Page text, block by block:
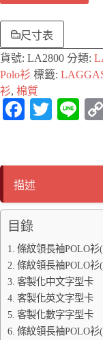
尺寸表
貨號: LA2800 分類:
Polo衫 標籤:
衫, 棉質
Fa
ok
T
Li
描述
目錄
條紋領長袖POLO
條紋領長袖POLO
客製化中文字型卡
客製化英文字型卡
客製化數字字型卡
條紋領長袖POLO